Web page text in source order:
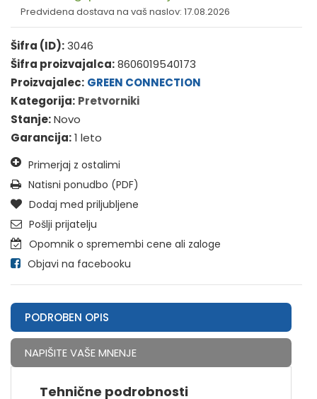
Predvidena dostava na vaš naslov: 17.08.2026
Šifra (ID):3046
Šifra proizvajalca:8606019540173
Proizvajalec: GREEN CONNECTION
Kategorija: Pretvorniki
Stanje:Novo
Garancija:1 leto
Primerjaj z ostalimi
Natisni ponudbo (PDF)
Dodaj med priljubljene
Pošlji prijatelju
Opomnik o spremembi cene ali zaloge
Objavi na facebooku
PODROBEN OPIS
NAPIŠITE VAŠE MNENJE
Tehnične podrobnosti